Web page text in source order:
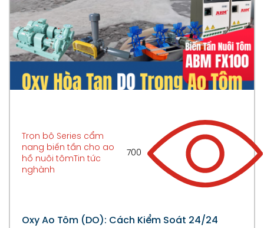
Trọn bộ Series cẩm
nang biến tần cho ao
hồ nuôi tôm Tin tức
nghành
700
Oxy Ao Tôm (DO): Cách Kiểm Soát 24/24